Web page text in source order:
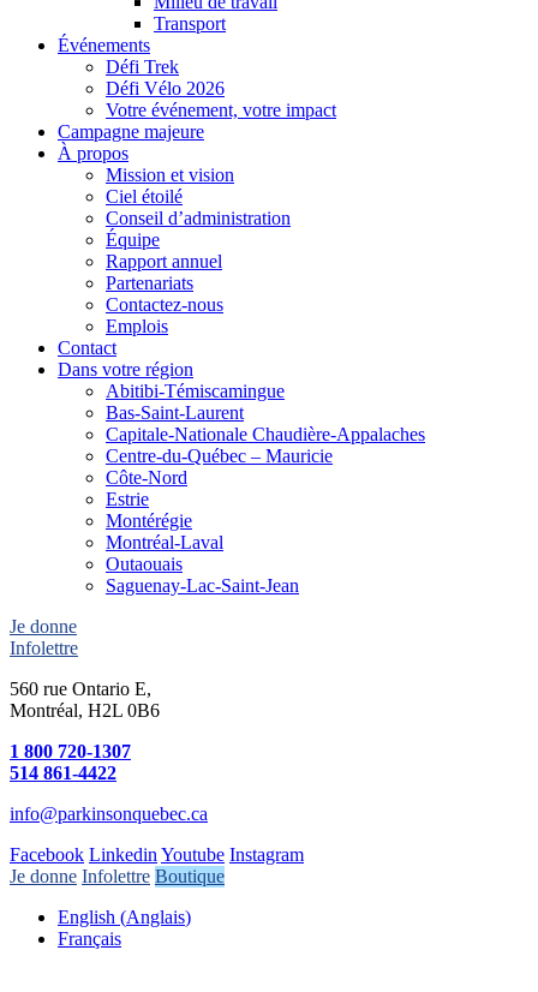
Transport
Événements
Défi Trek
Défi Vélo 2026
Votre événement, votre impact
Campagne majeure
À propos
Mission et vision
Ciel étoilé
Conseil d’administration
Équipe
Rapport annuel
Partenariats
Contactez-nous
Emplois
Contact
Dans votre région
Abitibi-Témiscamingue
Bas-Saint-Laurent
Capitale-Nationale Chaudière-Appalaches
Centre-du-Québec – Mauricie
Côte-Nord
Estrie
Montérégie
Montréal-Laval
Outaouais
Saguenay-Lac-Saint-Jean
Je donne
Infolettre
560 rue Ontario E,
Montréal, H2L 0B6
1 800 720-1307
514 861-4422
info@parkinsonquebec.ca
Facebook Linkedin Youtube Instagram
Je donne Infolettre Boutique
English (Anglais)
Français